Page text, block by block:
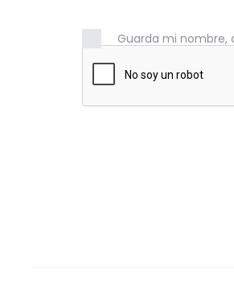
Guarda mi nombre,